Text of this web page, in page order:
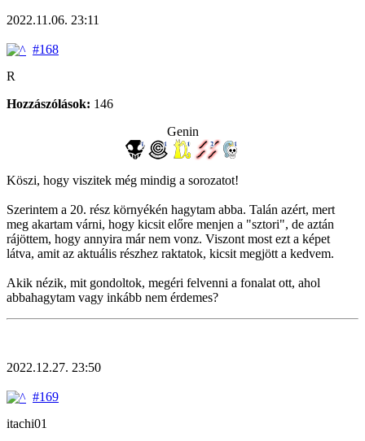
2022.11.06. 23:11
#168
R
Hozzászólások: 146
Genin
Köszi, hogy viszitek még mindig a sorozatot!
Szerintem a 20. rész környékén hagytam abba. Talán azért, mert
meg akartam várni, hogy kicsit előre menjen a "sztori", de aztán
rájöttem, hogy annyira már nem vonz. Viszont most ezt a képet
látva, amit az aktuális részhez raktatok, kicsit megjött a kedvem.
Akik nézik, mit gondoltok, megéri felvenni a fonalat ott, ahol
abbahagytam vagy inkább nem érdemes?
2022.12.27. 23:50
#169
itachi01